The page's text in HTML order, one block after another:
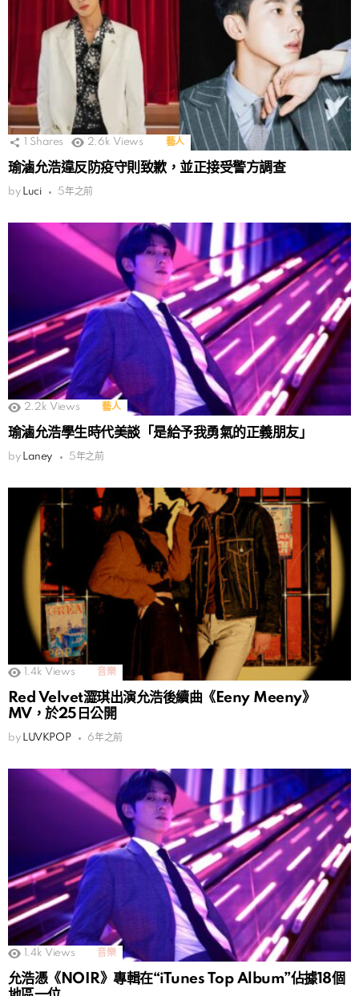
Shares 2.6k Views 藝人
瑜滷允浩違反防疫守則致歉，並正接受警方調查
by Luci 5年之前
2.2k Views 藝人
瑜滷允浩學生時代美談「是給予我勇氣的正義朋友」
by Laney 5年之前
1.4k Views 音樂
Red Velvet澀琪出演允浩後續曲《Eeny Meeny》
MV，於25日公開
by LUVKPOP 6年之前
1.4k Views 音樂
允浩憑《NOIR》專輯在“iTunes Top Album”佔據18個